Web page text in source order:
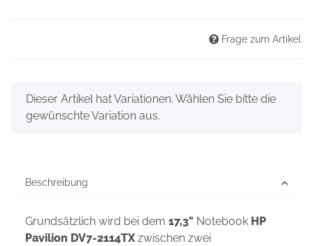
Frage zum Artikel
x
Dieser Artikel hat Variationen. Wählen Sie bitte die
gewünschte Variation aus.
Beschreibung
Grundsätzlich wird bei dem 17,3" Notebook HP
Pavilion DV7-2114TXzwischen zwei